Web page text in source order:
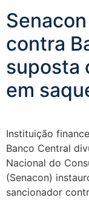
contra
suposta
em
Instituição
Banco Central
Nacional do
(Senacon)
sancionador